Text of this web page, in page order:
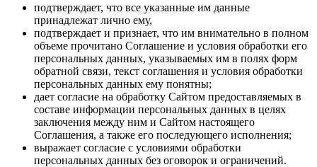
подтверждает, что все указанные им данные
принадлежат лично ему,
подтверждает и признает, что им внимательно в полном
объеме прочитано Соглашение и условия обработки его
персональных данных, указываемых им в полях форм
обратной связи, текст соглашения и условия обработки
персональных данных ему понятны;
дает согласие на обработку Сайтом предоставляемых в
составе информации персональных данных в целях
заключения между ним и Сайтом настоящего
Соглашения, а также его последующего исполнения;
выражает согласие с условиями обработки
персональных данных без оговорок и ограничений.